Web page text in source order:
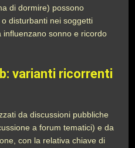
di dormire) possono
disturbanti nei soggetti
influenzano sonno e ricordo
varianti ricorrenti
da discussioni pubbliche
a forum tematici) e da
con la relativa chiave di